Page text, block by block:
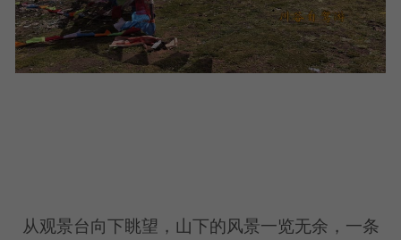
从观景台向下眺望，山下的风景一览无余，一条